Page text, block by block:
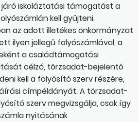
iskoláztatási támogatást a
kell gyűjteni.
az adott illetékes önkormányzat
ilyen jellegű folyószámlával, a
a családtámogatási
célzó, törzsadat-bejelentő
kell a folyósító szerv részére,
címpéldányát. A törzsadat-
szerv megvizsgálja, csak így
nyitásának